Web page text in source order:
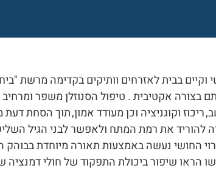
וקיים בבית לאזרחים וותיקים בקדימה מרשת
בצורה אקטיבית . טיפול הסנוזלן משפר
וקוגניציה וכן מעודד אמון, תוך הסחת
את רמת המתח ולאפשר לבני הגיל
החושי נעשה באמצעות תאורה מיוחדת בבוהק
הראו שיפור ביכולת התפקוד של חולי דמנציה